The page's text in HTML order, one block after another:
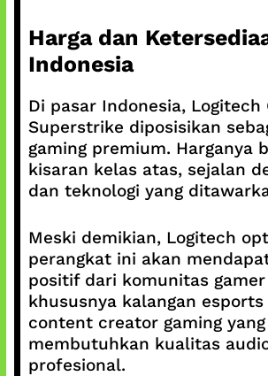
Harga dan
Indonesia
Di pasar Indonesia, Logitech
Superstrike diposisikan
gaming premium. Harganya
kisaran kelas atas, sejalan
dan teknologi yang
Meski demikian, Logitech
perangkat ini akan
positif dari komunitas gamer
khususnya kalangan esports
content creator gaming yang
membutuhkan kualitas
profesional.